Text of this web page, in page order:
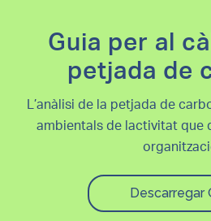
Guia per al
petjada de
L’anàlisi de la petjada de
ambientals de lactivitat que
Descarregar